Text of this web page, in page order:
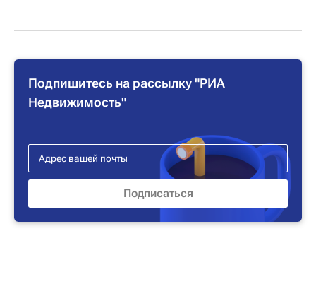
Подпишитесь на рассылку "РИА
Недвижимость"